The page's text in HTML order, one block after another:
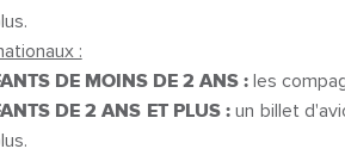
:
DE MOINS DE 2 ANS :les
DE 2 ANS ET PLUS : un billet